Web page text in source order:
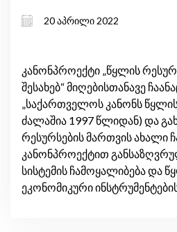
20 აპრილი 2022
კანონპროექტი „წყლის
შესახებ“ მიღებისთანავე
„საქართველოს კანონს
ძალაშია 1997 წლიდან) და
რესურსების მართვის ახალი
კანონპროექტით
სისტემის ჩამოყალიბება და
ეკონომიკური